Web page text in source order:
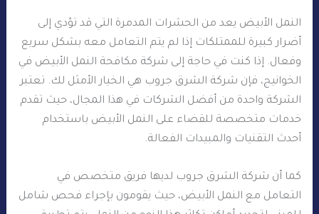
النمل الأبيض يعد من الحشرات المدمرة التي قد تؤدي إلى
أضرار كبيرة للممتلكات إذا لم يتم التعامل معه بشكل سريع
وفعال. إذا كنت في حاجة إلى شركة مكافحة النمل الأبيض في
الخوانيج، فإن شركة الشرق جروب هي الخيار الأمثل لك. تعتبر
الشركة واحدة من أفضل الشركات في هذا المجال، حيث تقدم
خدمات متخصصة للقضاء على النمل الأبيض باستخدام
أحدث التقنيات والمبيدات الفعالة.
كما أن شركة الشرق جروب لديها فريق متخصص في
التعامل مع النمل الأبيض، حيث يقومون بإجراء فحص شامل